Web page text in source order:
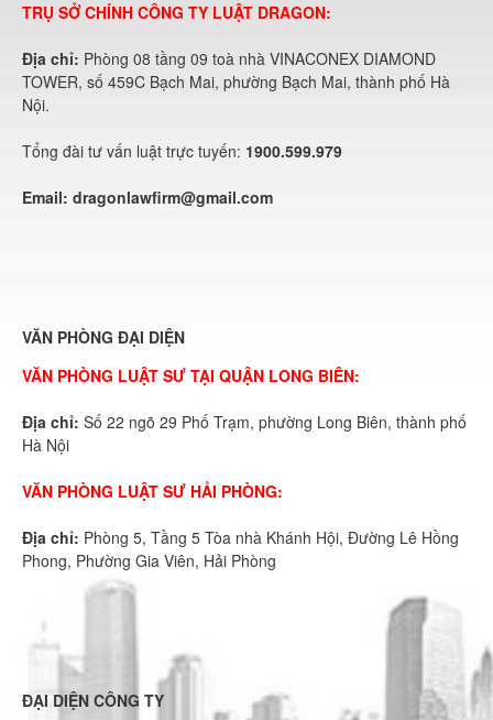
TRỤ SỞ CHÍNH CÔNG TY LUẬT DRAGON:
Địa chỉ: Phòng 08 tầng 09 toà nhà VINACONEX DIAMOND
TOWER, số 459C Bạch Mai, phường Bạch Mai, thành phố Hà
Nội.
Tổng đài tư vấn luật trực tuyến: 1900.599.979
Email: dragonlawfirm@gmail.com
VĂN PHÒNG ĐẠI DIỆN
VĂN PHÒNG LUẬT SƯ TẠI QUẬN LONG BIÊN:
Địa chỉ: Số 22 ngõ 29 Phố Trạm, phường Long Biên, thành phố
Hà Nội
VĂN PHÒNG LUẬT SƯ HẢI PHÒNG:
Địa chỉ: Phòng 5, Tầng 5 Tòa nhà Khánh Hội, Đường Lê Hồng
Phong, Phường Gia Viên, Hải Phòng
ĐẠI DIỆN CÔNG TY